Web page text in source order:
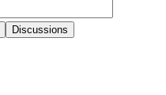
Discussions